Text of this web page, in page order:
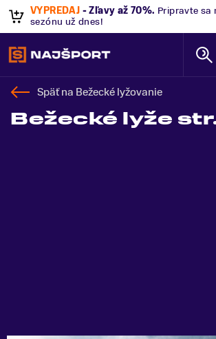
VÝPREDAJ - Zľavy až 70%. Pripravte sa
sezónu už dnes!
Späť na Bežecké lyžovanie
Bežecké lyže